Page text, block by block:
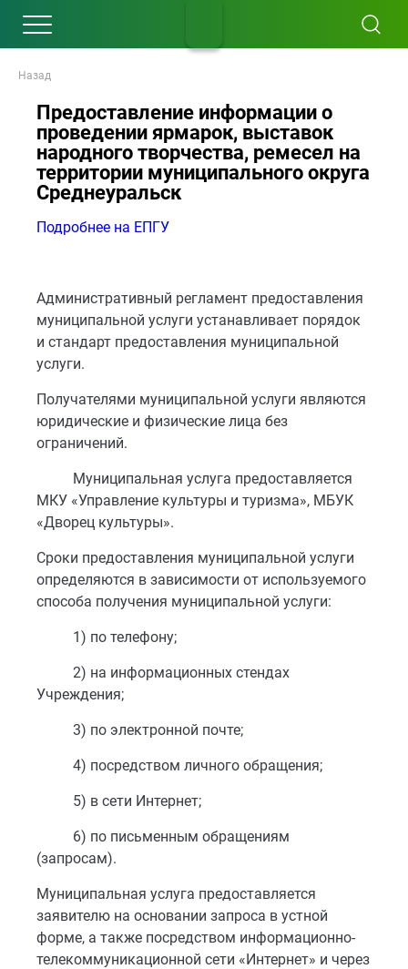
Назад
Предоставление информации о
проведении ярмарок, выставок
народного творчества, ремесел на
территории муниципального округа
Среднеуральск
Подробнее на ЕПГУ
Административный регламент предоставления
муниципальной услуги устанавливает порядок
и стандарт предоставления муниципальной
услуги.
Получателями муниципальной услуги являются
юридические и физические лица без
ограничений.
Муниципальная услуга предоставляется
МКУ «Управление культуры и туризма», МБУК
«Дворец культуры».
Сроки предоставления муниципальной услуги
определяются в зависимости от используемого
способа получения муниципальной услуги:
1) по телефону;
2) на информационных стендах
Учреждения;
3) по электронной почте;
4) посредством личного обращения;
5) в сети Интернет;
6) по письменным обращениям
(запросам).
Муниципальная услуга предоставляется
заявителю на основании запроса в устной
форме, а также посредством информационно-
телекоммуникационной сети «Интернет» и через